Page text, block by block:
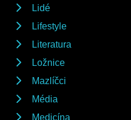
Lidé
Lifestyle
Literatura
Ložnice
Mazlíčci
Média
Medicína